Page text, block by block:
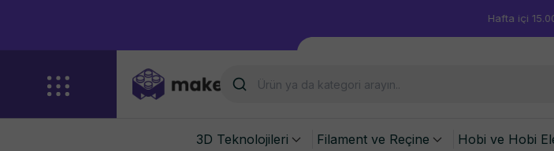
Hafta içi 15.00'a kadar verilen
3D Teknolojileri Filament ve Reçine Hobi ve Hobi